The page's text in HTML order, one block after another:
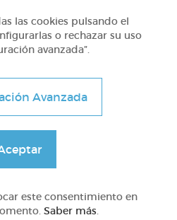
(6-7 años)
family & job
DOCS (6)
las cookies pulsando el
o rechazar su uso
avanzada”.
Avanzada
este consentimiento en
Saber más.